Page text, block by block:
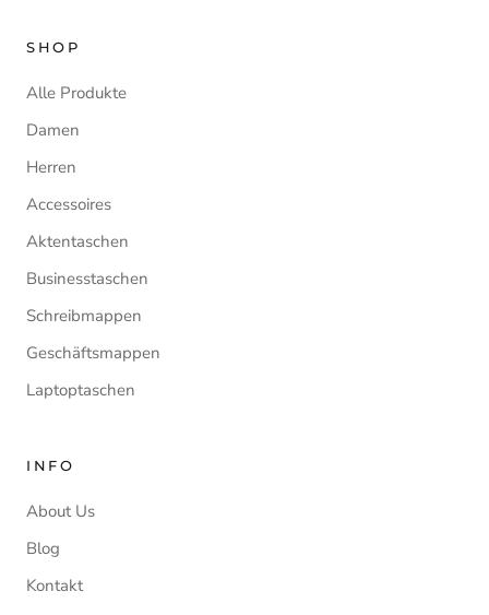
SHOP
Alle Produkte
Damen
Herren
Accessoires
Aktentaschen
Businesstaschen
Schreibmappen
Geschäftsmappen
Laptoptaschen
INFO
About Us
Blog
Kontakt